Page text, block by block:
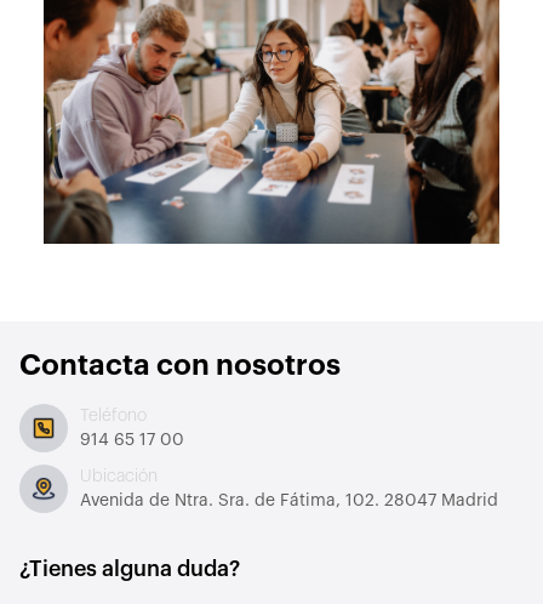
Contacta con nosotros
Teléfono
914 65 17 00
Ubicación
Avenida de Ntra. Sra. de Fátima, 102. 28047 Madrid
¿Tienes alguna duda?